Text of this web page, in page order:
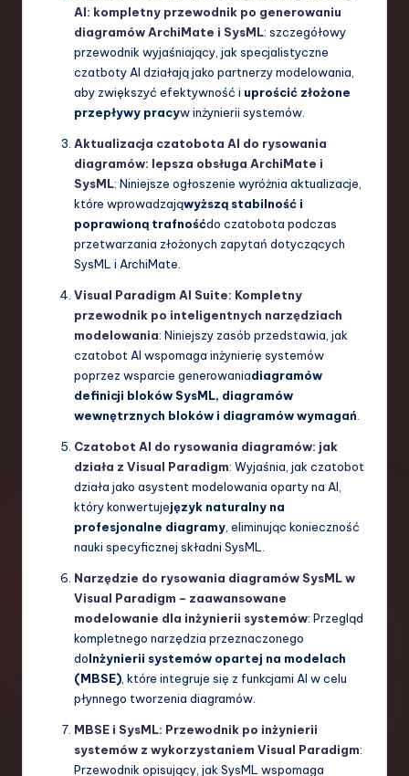
AI: kompletny przewodnik po generowaniu
diagramów ArchiMate i SysML: szczegółowy
przewodnik wyjaśniający, jak specjalistyczne
czatboty AI działają jako partnerzy modelowania,
aby zwiększyć efektywność i uprościć złożone
przepływy pracyw inżynierii systemów.
Aktualizacja czatobota AI do rysowania
diagramów: lepsza obsługa ArchiMate i
SysML: Niniejsze ogłoszenie wyróżnia aktualizacje,
które wprowadzająwyższą stabilność i
poprawioną trafnośćdo czatobota podczas
przetwarzania złożonych zapytań dotyczących
SysML i ArchiMate.
Visual Paradigm AI Suite: Kompletny
przewodnik po inteligentnych narzędziach
modelowania: Niniejszy zasób przedstawia, jak
czatobot AI wspomaga inżynierię systemów
poprzez wsparcie generowaniadiagramów
definicji bloków SysML, diagramów
wewnętrznych bloków i diagramów wymagań
Czatobot AI do rysowania diagramów: jak
działa z Visual Paradigm: Wyjaśnia, jak czatobot
działa jako asystent modelowania oparty na AI,
który konwertujejęzyk naturalny na
profesjonalne diagramy , eliminując konieczność
nauki specyficznej składni SysML.
Narzędzie do rysowania diagramów SysML w
Visual Paradigm – zaawansowane
modelowanie dla inżynierii systemów: Przegląd
kompletnego narzędzia przeznaczonego
doInżynierii systemów opartej na modelach
(MBSE) , które integruje się z funkcjami AI w celu
płynnego tworzenia diagramów.
MBSE i SysML: Przewodnik po inżynierii
systemów z wykorzystaniem Visual Paradigm:
Przewodnik opisujący, jak SysML wspomaga